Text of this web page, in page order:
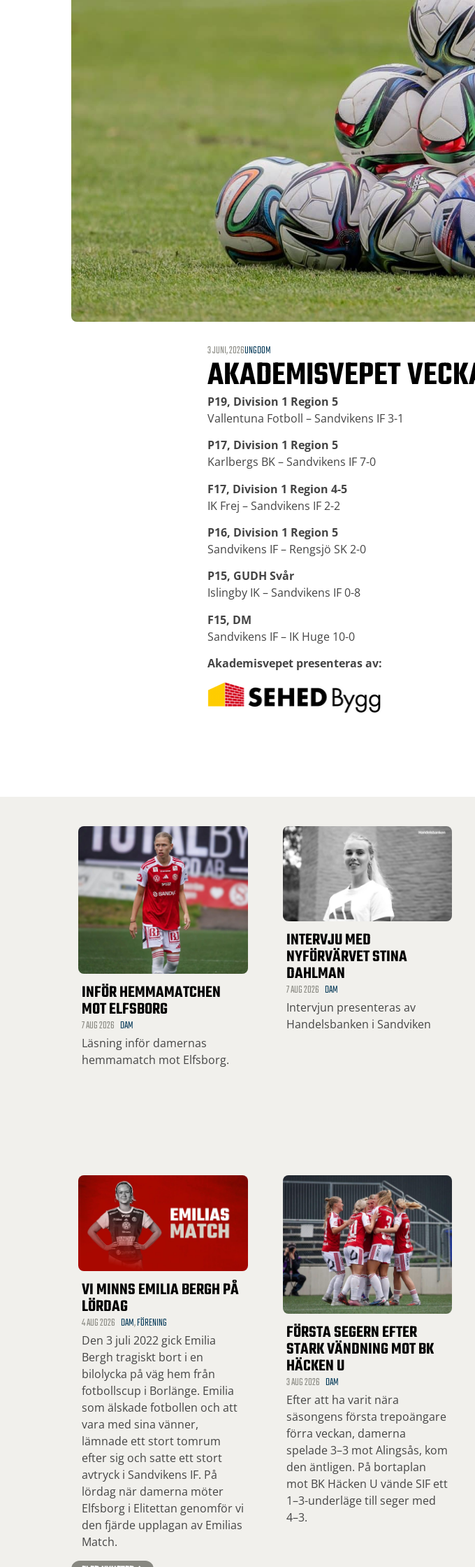
3 JUNI, 2026UNGDOM
AKADEMISVEPET
P19, Division 1 Region 5
Vallentuna Fotboll – Sandvikens IF 3-1
P17, Division 1 Region 5
Karlbergs BK – Sandvikens IF 7-0
F17, Division 1 Region 4-5
IK Frej – Sandvikens IF 2-2
P16, Division 1 Region 5
Sandvikens IF – Rengsjö SK 2-0
P15, GUDH Svår
Islingby IK – Sandvikens IF 0-8
F15, DM
Sandvikens IF – IK Huge 10-0
Akademisvepet presenteras av:
INFÖR HEMMAMATCHEN
MOT ELFSBORG
7 AUG 2026 DAM
Läsning inför damernas
hemmamatch mot Elfsborg.
INTERVJU MED
NYFÖRVÄRVET STINA
DAHLMAN
7 AUG 2026 DAM
Intervjun presenteras av
Handelsbanken i Sandviken
VI MINNS EMILIA BERGH PÅ
LÖRDAG
4 AUG 2026 DAM,FÖRENING
Den 3 juli 2022 gick Emilia
Bergh tragiskt bort i en
bilolycka på väg hem från
fotbollscup i Borlänge. Emilia
som älskade fotbollen och att
vara med sina vänner,
lämnade ett stort tomrum
efter sig och satte ett stort
avtryck i Sandvikens IF. På
lördag när damerna möter
Elfsborg i Elitettan genomför vi
den fjärde upplagan av Emilias
Match.
FÖRSTA SEGERN EFTER
STARK VÄNDNING MOT BK
HÄCKEN U
3 AUG 2026 DAM
Efter att ha varit nära
säsongens första trepoängare
förra veckan, damerna
spelade 3–3 mot Alingsås, kom
den äntligen. På bortaplan
mot BK Häcken U vände SIF ett
1–3-underläge till seger med
4–3.